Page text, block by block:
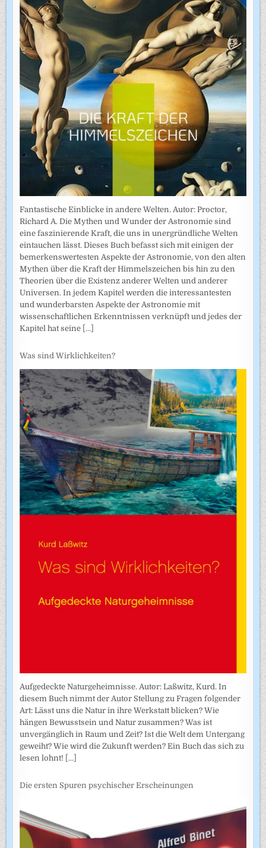
Fantastische Einblicke in andere Welten. Autor: Proctor,
Richard A. Die Mythen und Wunder der Astronomie sind
eine faszinierende Kraft, die uns in unergründliche Welten
eintauchen lässt. Dieses Buch befasst sich mit einigen der
bemerkenswertesten Aspekte der Astronomie, von den alten
Mythen über die Kraft der Himmelszeichen bis hin zu den
Theorien über die Existenz anderer Welten und anderer
Universen. In jedem Kapitel werden die interessantesten
und wunderbarsten Aspekte der Astronomie mit
wissenschaftlichen Erkenntnissen verknüpft und jedes der
Kapitel hat seine [...]
Was sind Wirklichkeiten?
Aufgedeckte Naturgeheimnisse. Autor: Laßwitz, Kurd. In
diesem Buch nimmt der Autor Stellung zu Fragen folgender
Art: Lässt uns die Natur in ihre Werkstatt blicken? Wie
hängen Bewusstsein und Natur zusammen? Was ist
unvergänglich in Raum und Zeit? Ist die Welt dem Untergang
geweiht? Wie wird die Zukunft werden? Ein Buch das sich zu
lesen lohnt! [...]
Die ersten Spuren psychischer Erscheinungen